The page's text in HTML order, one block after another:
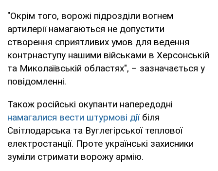
"Окрім того, ворожі підрозділи вогнем
артилерії намагаються не допустити
створення сприятливих умов для ведення
контрнаступу нашими військами в Херсонській
та Миколаївській областях", – зазначається у
повідомленні.
Також російські окупанти напередодні
намагалися вести штурмові діїбіля
Світлодарська та Вуглегірської теплової
електростанції. Проте українські захисники
зуміли стримати ворожу армію.